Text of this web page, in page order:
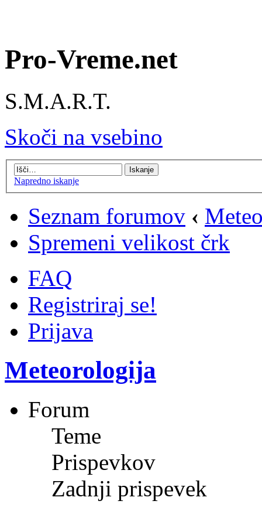
Pro-Vreme.net
S.M.A.R.T.
Skoči na vsebino
Napredno iskanje
Seznam forumov ‹
Spremeni velikost črk
FAQ
Registriraj se!
Prijava
Meteorologija
Forum
Teme
Prispevkov
Zadnji prispevek